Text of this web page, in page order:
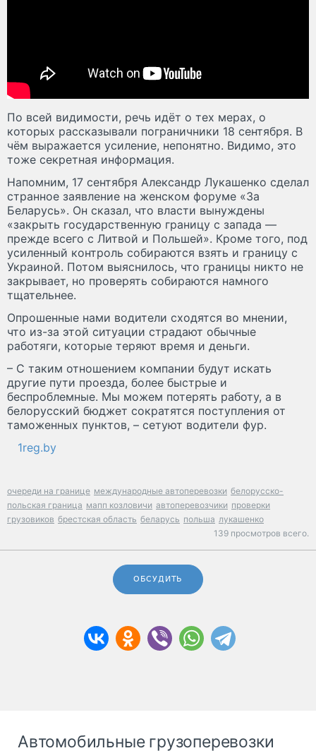
По всей видимости, речь идёт о тех мерах, о
которых рассказывали пограничники 18 сентября. В
чём выражается усиление, непонятно. Видимо, это
тоже секретная информация.
Напомним, 17 сентября Александр Лукашенко сделал
странное заявление на женском форуме «За
Беларусь». Он сказал, что власти вынуждены
«закрыть государственную границу с запада —
прежде всего с Литвой и Польшей». Кроме того, под
усиленный контроль собираются взять и границу с
Украиной. Потом выяснилось, что границы никто не
закрывает, но проверять собираются намного
тщательнее.
Опрошенные нами водители сходятся во мнении,
что из-за этой ситуации страдают обычные
работяги, которые теряют время и деньги.
– С таким отношением компании будут искать
другие пути проезда, более быстрые и
беспроблемные. Мы можем потерять работу, а в
белорусский бюджет сократятся поступления от
таможенных пунктов, – сетуют водители фур.
1reg.by
очереди на границе международные автоперевозки белорусско-
польская граница мапп козловичи автоперевозчики проверки
грузовиков брестская область беларусь польша лукашенко
139 просмотров всего.
ОБСУДИТЬ
Автомобильные грузоперевозки